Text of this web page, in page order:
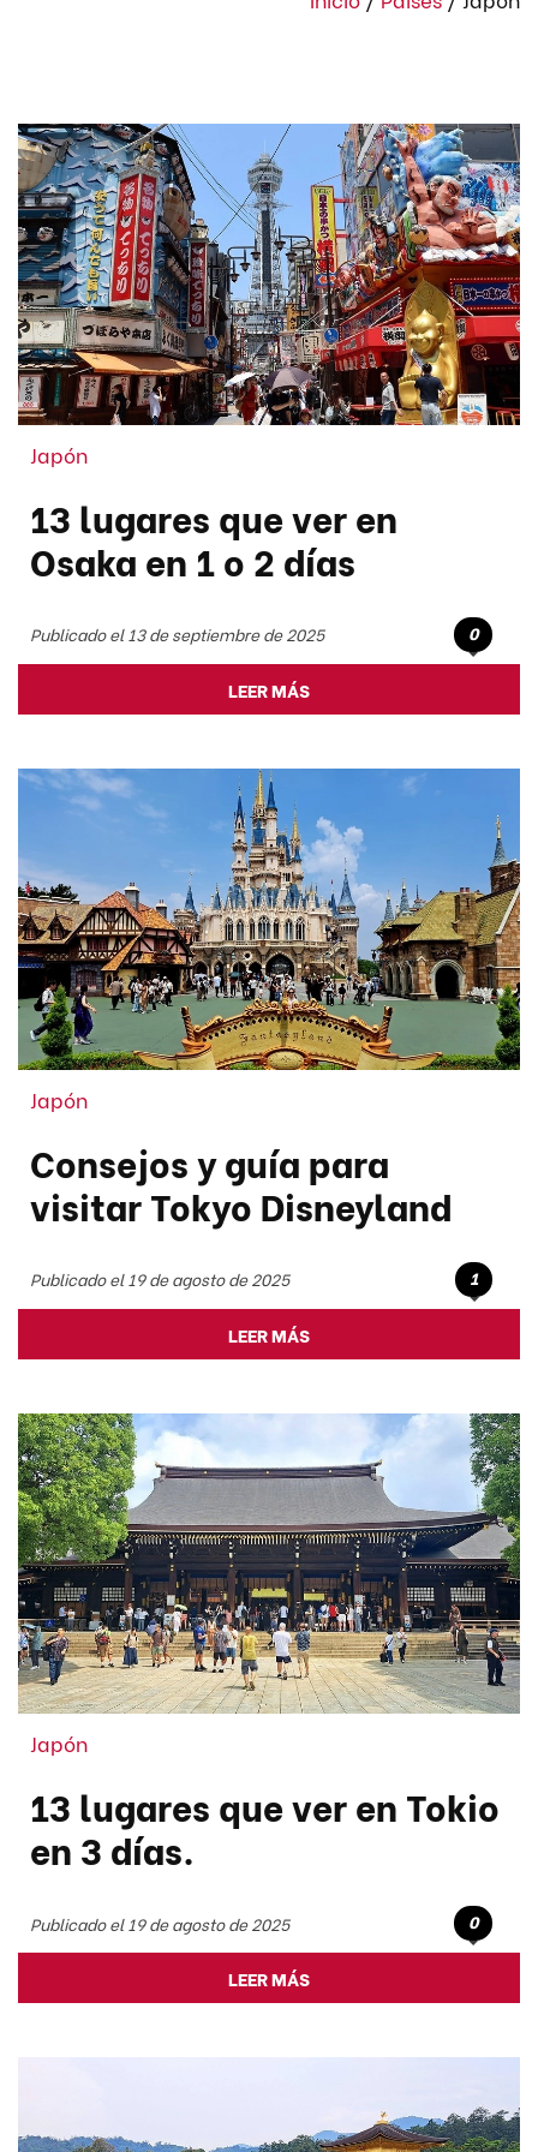
Japón
13 lugares que ver en
Osaka en 1 o 2 días
Publicado el 13 de septiembre de 2025 0
LEER MÁS
Japón
Consejos y guía para
visitar Tokyo Disneyland
Publicado el 19 de agosto de 2025 1
LEER MÁS
Japón
13 lugares que ver en Tokio
en 3 días.
Publicado el 19 de agosto de 2025 0
LEER MÁS